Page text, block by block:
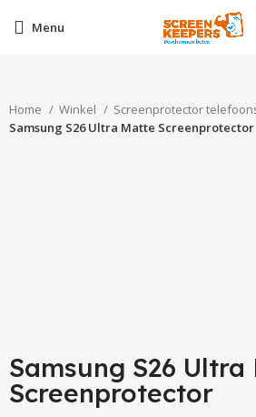
Menu
Home Winkel
Screenprotector
Samsung S26 Ultra Matte Screenprotector
Samsung S26
Screenprotector